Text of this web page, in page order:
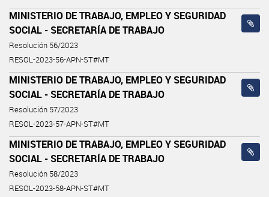
MINISTERIO DE TRABAJO, EMPLEO Y SEGURIDAD
SOCIAL - SECRETARÍA DE TRABAJO
Resolución 56/2023
RESOL-2023-56-APN-ST#MT
MINISTERIO DE TRABAJO, EMPLEO Y SEGURIDAD
SOCIAL - SECRETARÍA DE TRABAJO
Resolución 57/2023
RESOL-2023-57-APN-ST#MT
MINISTERIO DE TRABAJO, EMPLEO Y SEGURIDAD
SOCIAL - SECRETARÍA DE TRABAJO
Resolución 58/2023
RESOL-2023-58-APN-ST#MT